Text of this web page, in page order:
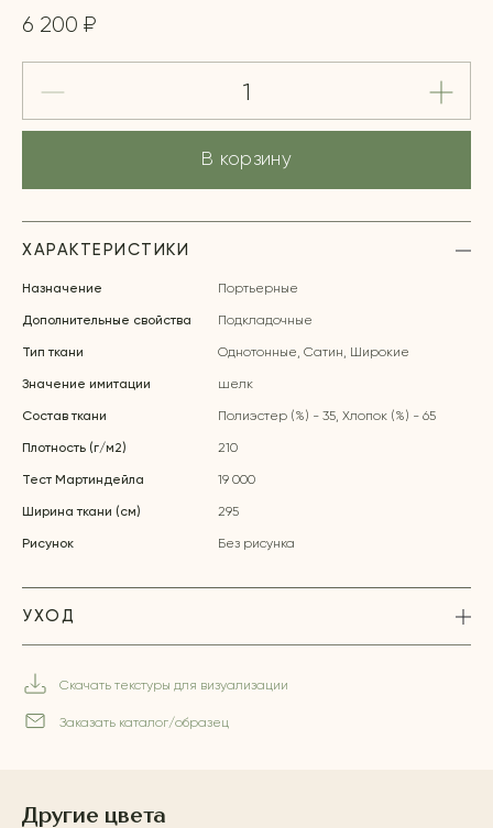
6 200 ₽
В корзину
ХАРАКТЕРИСТИКИ
Назначение Портьерные
Дополнительные свойства Подкладочные
Тип ткани Однотонные, Сатин, Широкие
Значение имитации шелк
Состав ткани Полиэстер (%) - 35, Хлопок (%) - 65
Плотность (г/м2) 210
Тест Мартиндейла 19 000
Ширина ткани (см) 295
Рисунок Без рисунка
УХОД
Скачать текстуры для визуализации
Заказать каталог/образец
Другие цвета